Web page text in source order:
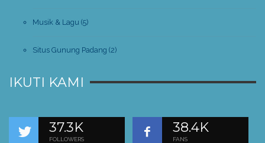
Musik & Lagu (5)
Situs Gunung Padang (2)
IKUTI KAMI
37.3K
FOLLOWERS
38.4K
FANS